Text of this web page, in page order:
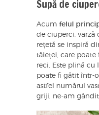
Supă de
Acum felul
de ciuperci, varză
rețetă se inspiră
tăieței, care poate
reci. Este plină cu
poate fi gătit într-
astfel numărul
griji, ne-am